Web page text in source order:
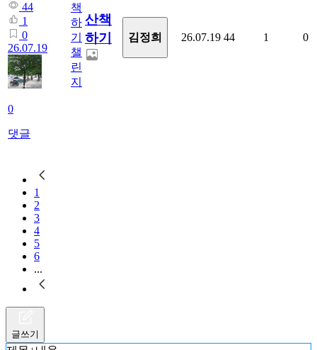
44
1
0
26.07.19
0
댓글
책
하
기
챌
린
지
산책
하기
김정희 26.07.19 44 1 0
1
2
3
4
5
6
...
글쓰기